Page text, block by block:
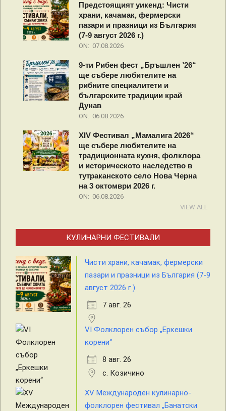
Предстоящият уикенд: Чисти
храни, качамак, фермерски
пазари и празници из България
(7-9 август 2026 г.)
ON: 07.08.2026
9-ти Рибен фест „Бръшлен ’26“
ще събере любителите на
рибните специалитети и
българските традиции край
Дунав
ON: 06.08.2026
XIV Фестивал „Мамалига 2026“
ще събере любителите на
традиционната кухня, фолклора
и историческото наследство в
тутраканското село Нова Черна
на 3 октомври 2026 г.
ON: 06.08.2026
VIEW ALL
КУЛИНАРНИ ФЕСТИВАЛИ
Чисти храни, качамак, фермерски
пазари и празници из България (7-9
август 2026 г.)
7 авг. 26
VI Фолклорен събор „Еркешки
корени“
8 авг. 26
с. Козичино
XV Международен кулинарно-
фолклорен фестивал „Банатски